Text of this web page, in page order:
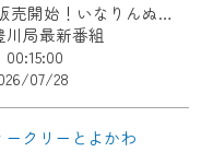
〇新商品 販売開始！いなりんぬいぐるみペンケース 〇足立歌謡 歌謡発表会 〇桜ヶ丘ミュージアム美術展 〇総合保健センター OPEN
川局最新番組
07/28
クリーとよかわ
者様へのサー
いただくには、